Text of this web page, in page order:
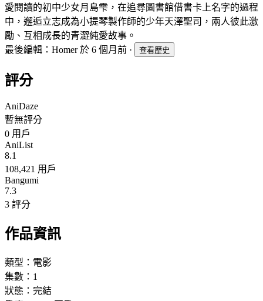
愛閱讀的初中少女月島雫，在追尋圖書館借書卡上名字的過程
中，邂逅立志成為小提琴製作師的少年天澤聖司，兩人彼此激
勵、互相成長的青澀純愛故事。
最後編輯：Homer 於 6 個月前 · 查看歷史
評分
AniDaze
暫無評分
0 用戶
AniList
8.1
108,421 用戶
Bangumi
7.3
3 評分
作品資訊
類型： 電影
集數： 1
狀態： 完結